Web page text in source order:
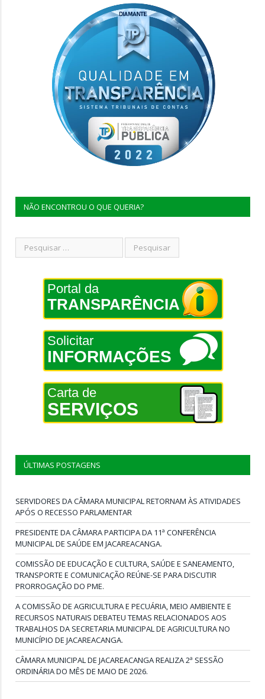
NÃO ENCONTROU O QUE QUERIA?
Portal da
TRANSPARÊNCIA
Solicitar
INFORMAÇÕES
Carta de
SERVIÇOS
ÚLTIMAS POSTAGENS
SERVIDORES DA CÂMARA MUNICIPAL RETORNAM ÀS ATIVIDADES
APÓS O RECESSO PARLAMENTAR
PRESIDENTE DA CÂMARA PARTICIPA DA 11ª CONFERÊNCIA
MUNICIPAL DE SAÚDE EM JACAREACANGA.
COMISSÃO DE EDUCAÇÃO E CULTURA, SAÚDE E SANEAMENTO,
TRANSPORTE E COMUNICAÇÃO REÚNE-SE PARA DISCUTIR
PRORROGAÇÃO DO PME.
A COMISSÃO DE AGRICULTURA E PECUÁRIA, MEIO AMBIENTE E
RECURSOS NATURAIS DEBATEU TEMAS RELACIONADOS AOS
TRABALHOS DA SECRETARIA MUNICIPAL DE AGRICULTURA NO
MUNICÍPIO DE JACAREACANGA.
CÂMARA MUNICIPAL DE JACAREACANGA REALIZA 2ª SESSÃO
ORDINÁRIA DO MÊS DE MAIO DE 2026.